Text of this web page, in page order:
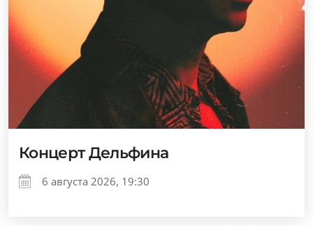
Концерт Дельфина
6 августа 2026, 19:30